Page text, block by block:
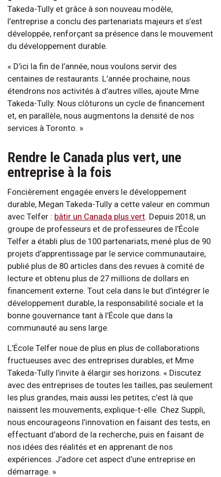
Takeda-Tully et grâce à son nouveau modèle,
l’entreprise a conclu des partenariats majeurs et s’est
développée, renforçant sa présence dans le mouvement
du développement durable.
« D’ici la fin de l’année, nous voulons servir des
centaines de restaurants. L’année prochaine, nous
étendrons nos activités à d’autres villes, ajoute Mme
Takeda-Tully. Nous clôturons un cycle de financement
et, en parallèle, nous augmentons la densité de nos
services à Toronto. »
Rendre le Canada plus vert, une
entreprise à la fois
Foncièrement engagée envers le développement
durable, Megan Takeda-Tully a cette valeur en commun
avec Telfer : bâtir un Canada plus vert. Depuis 2018, un
groupe de professeurs et de professeures de l’École
Telfer a établi plus de 100 partenariats, mené plus de 90
projets d’apprentissage par le service communautaire,
publié plus de 80 articles dans des revues à comité de
lecture et obtenu plus de 27 millions de dollars en
financement externe. Tout cela dans le but d’intégrer le
développement durable, la responsabilité sociale et la
bonne gouvernance tant à l’École que dans la
communauté au sens large.
L’École Telfer noue de plus en plus de collaborations
fructueuses avec des entreprises durables, et Mme
Takeda-Tully l’invite à élargir ses horizons. « Discutez
avec des entreprises de toutes les tailles, pas seulement
les plus grandes, mais aussi les petites; c’est là que
naissent les mouvements, explique-t-elle. Chez Suppli,
nous encourageons l’innovation en faisant des tests, en
effectuant d’abord de la recherche, puis en faisant de
nos idées des réalités et en apprenant de nos
expériences. J’adore cet aspect d’une entreprise en
démarrage. »